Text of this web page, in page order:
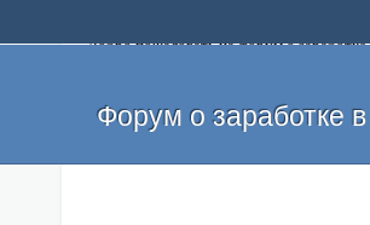
Добро пожаловать на форум о
и оставлять свои отзывы. Если вы
легкие деньги без вложений и
Форум о заработке